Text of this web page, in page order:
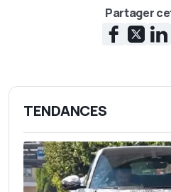
Partager
TENDANCES